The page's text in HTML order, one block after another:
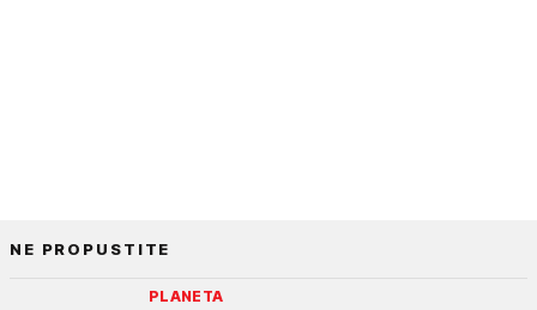
NE PROPUSTITE
PLANETA